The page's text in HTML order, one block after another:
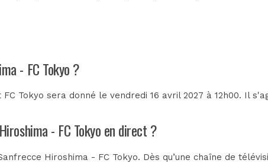
- FC Tokyo ?
Tokyo sera donné le vendredi 16 avril 2027 à 12h00. Il
- FC Tokyo en direct ?
Hiroshima - FC Tokyo. Dès qu’une chaîne de